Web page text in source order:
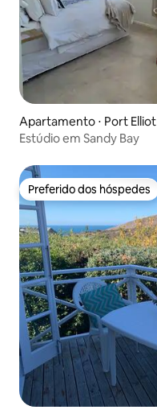
Apartamento ⋅ Port Elliot
Estúdio em Sandy Bay
Preferido dos hóspedes
Preferido dos hóspedes